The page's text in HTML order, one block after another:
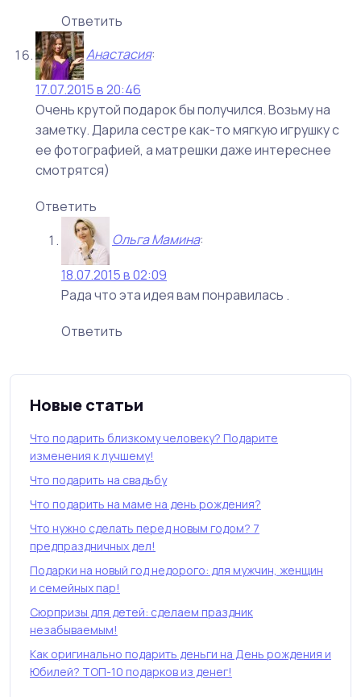
Ответить
Анастасия:
17.07.2015 в 20:46
Очень крутой подарок бы получился. Возьму на
заметку. Дарила сестре как-то мягкую игрушку с
ее фотографией, а матрешки даже интереснее
смотрятся)
Ответить
Ольга Мамина:
18.07.2015 в 02:09
Рада что эта идея вам понравилась .
Ответить
Новые статьи
Что подарить близкому человеку? Подарите
изменения к лучшему!
Что подарить на свадьбу
Что подарить на маме на день рождения?
Что нужно сделать перед новым годом? 7
предпраздничных дел!
Подарки на новый год недорого: для мужчин, женщин
и семейных пар!
Сюрпризы для детей: сделаем праздник
незабываемым!
Как оригинально подарить деньги на День рождения и
Юбилей? ТОП-10 подарков из денег!